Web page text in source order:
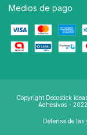
Medios de pago
Copyright Decostick
Adhesivos -
Defensa de las